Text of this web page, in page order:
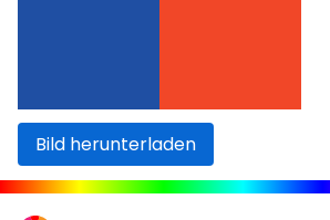
Bild herunterladen